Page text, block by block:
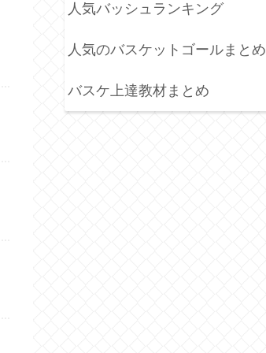
人気バッシュランキング
人気のバスケットゴールまとめ
バスケ上達教材まとめ